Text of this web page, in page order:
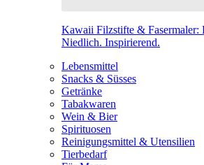
Kawaii Filzstifte & Fasermaler:
Niedlich. Inspirierend.
Lebensmittel
Snacks & Süsses
Getränke
Tabakwaren
Wein & Bier
Spirituosen
Reinigungsmittel & Utensilien
Tierbedarf